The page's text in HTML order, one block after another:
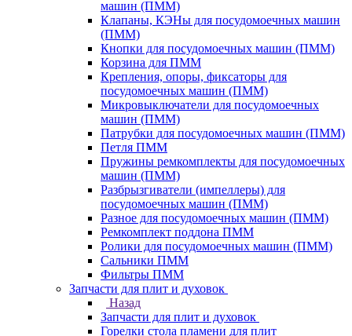
машин (ПММ)
Клапаны, КЭНы для посудомоечных машин
(ПММ)
Кнопки для посудомоечных машин (ПММ)
Корзина для ПММ
Крепления, опоры, фиксаторы для
посудомоечных машин (ПММ)
Микровыключатели для посудомоечных
машин (ПММ)
Патрубки для посудомоечных машин (ПММ)
Петля ПММ
Пружины ремкомплекты для посудомоечных
машин (ПММ)
Разбрызгиватели (импеллеры) для
посудомоечных машин (ПММ)
Разное для посудомоечных машин (ПММ)
Ремкомплект поддона ПММ
Ролики для посудомоечных машин (ПММ)
Сальники ПММ
Фильтры ПММ
Запчасти для плит и духовок
Назад
Запчасти для плит и духовок
Горелки стола пламени для плит